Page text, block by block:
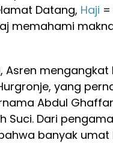
Datang, Haji
memahami
Asren mengangkat
yang
Abdul
Suci. Dari
banyak